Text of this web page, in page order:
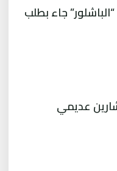
جاء بطلب
عديمي